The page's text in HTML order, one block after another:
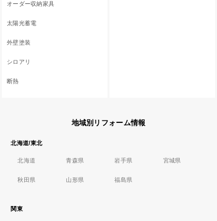
オーダー収納家具
太陽光蓄電
外壁塗装
シロアリ
断熱
地域別リフォーム情報
北海道/東北
北海道 青森県 岩手県 宮城県
秋田県 山形県 福島県
関東